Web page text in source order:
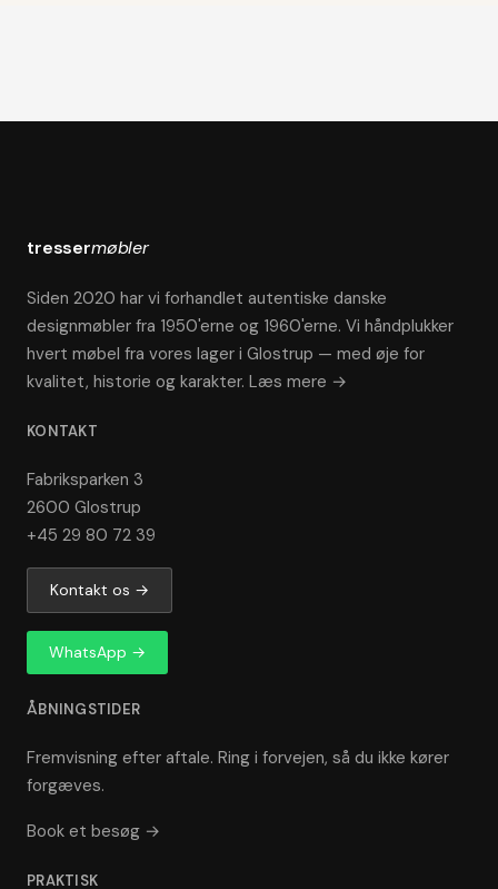
tressermøbler
Siden 2020 har vi forhandlet autentiske danske
designmøbler fra 1950'erne og 1960'erne. Vi håndplukker
hvert møbel fra vores lager i Glostrup — med øje for
kvalitet, historie og karakter. Læs mere →
KONTAKT
Fabriksparken 3
2600 Glostrup
+45 29 80 72 39
Kontakt os →
WhatsApp →
ÅBNINGSTIDER
Fremvisning efter aftale. Ring i forvejen, så du ikke kører
forgæves.
Book et besøg →
PRAKTISK